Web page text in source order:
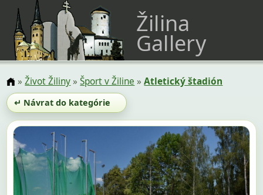
Žilina
Gallery
»Život Žiliny»Šport v Žiline »Atletický štadión
↵ Návrat do kategórie